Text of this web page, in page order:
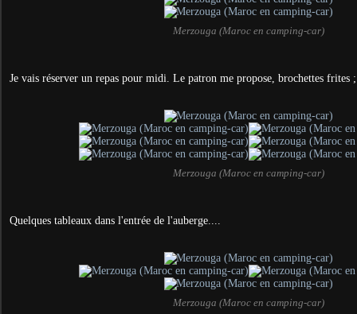
Merzouga (Maroc en camping-car)
Je vais réserver un repas pour midi. Le patron me propose, brochettes frites
Merzouga (Maroc en camping-car)
Quelques tableaux dans l'entrée de l'auberge....
Merzouga (Maroc en camping-car)